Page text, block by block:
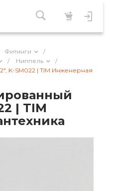
Фитинги
/
/ Ниппель
/
K-SM022 | TIM Инженерная
| TIM